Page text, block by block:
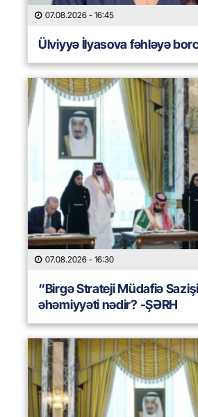
07.08.2026 - 16:45
Ülviyyə İlyasova fəhləyə
07.08.2026 - 16:30
“Birgə Strateji Müdafiə
əhəmiyyəti nədir? -ŞƏRH